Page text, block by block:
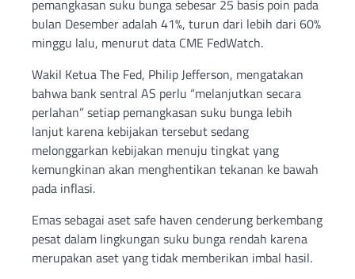
pemangkasan suku bunga sebesar 25 basis poin pada
bulan Desember adalah 41%, turun dari lebih dari 60%
minggu lalu, menurut data CME FedWatch.
Wakil Ketua The Fed, Philip Jefferson, mengatakan
bahwa bank sentral AS perlu “melanjutkan secara
perlahan” setiap pemangkasan suku bunga lebih
lanjut karena kebijakan tersebut sedang
melonggarkan kebijakan menuju tingkat yang
kemungkinan akan menghentikan tekanan ke bawah
pada inflasi.
Emas sebagai aset safe haven cenderung berkembang
pesat dalam lingkungan suku bunga rendah karena
merupakan aset yang tidak memberikan imbal hasil.